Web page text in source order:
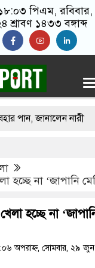
পিএম,
শ্রাবণ ১৪৩৩ বঙ্গাব্দ
জানালেন নারী
উইপোকা, নিঃস্ব কৃষক
হচ্ছে না ‘জাপানি
হচ্ছে না
অপরাহ্ন, সোমবার, ২৯